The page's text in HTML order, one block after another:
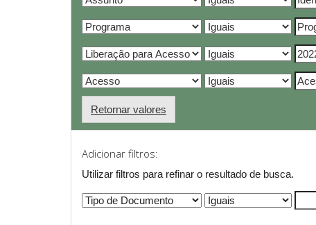
Retornar valores
Adicionar filtros:
Utilizar filtros para refinar o resultado de busca.